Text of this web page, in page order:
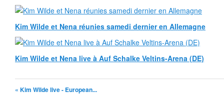
Kim Wilde et Nena réunies samedi dernier en Allemagne
Kim Wilde et Nena live à Auf Schalke Veltins-Arena (DE)
« Kim Wilde live - European...